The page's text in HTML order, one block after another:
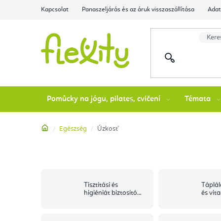
Kapcsolat Panaszeljárás és az áruk visszaszállítása
Pomůcky na jógu, pilates, cvičení Témata
Kezdőlap
Egészség Úzkosť
Tisztítási és
higiéniát biztosító
és